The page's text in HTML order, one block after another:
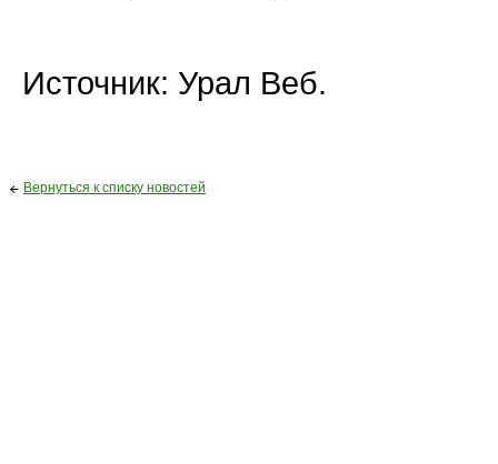
Источник: Урал Веб.
Вернуться к списку новостей